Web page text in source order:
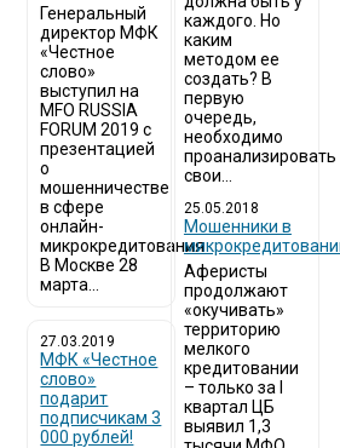
Генеральный
директор МФК
«Честное
слово»
выступил на
MFO RUSSIA
FORUM 2019 с
презентацией
о
мошенничестве
в сфере
онлайн-
микрокредитования
В Москве 28
марта...
27.03.2019
МФК «Честное
слово»
подарит
подписчикам 3
000 рублей!
каждого. Но
каким
методом ее
создать? В
первую
очередь,
необходимо
проанализировать
свои...
25.05.2018
Мошенники в
Аферисты
продолжают
«окучивать»
территорию
мелкого
кредитовании
– только за I
квартал ЦБ
выявил 1,3